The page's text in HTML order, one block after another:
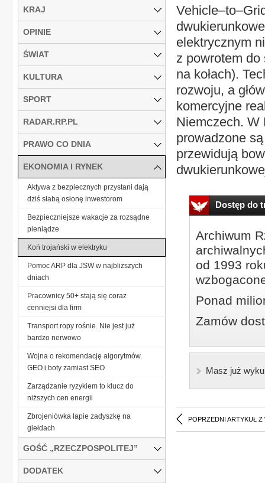
elektrycznym
z powrotem do
na kołach).
rozwoju, a
komercyjne
Niemczech. W
prowadzone
przewidują
Dostęp do
Archiwum
od 1993
Ponad
Zamów
Masz już
POPRZEDNI ARTYKUŁ Z
KRAJ
OPINIE
ŚWIAT
KULTURA
SPORT
RADAR.RP.PL
PRAWO CO DNIA
EKONOMIA I RYNEK
Aktywa z bezpiecznych przystani dają
dziś słabą osłonę inwestorom
Bezpieczniejsze wakacje za rozsądne
pieniądze
Koń trojański w elektryku
Pomoc ARP dla JSW w najbliższych
dniach
Pracownicy 50+ stają się coraz
cenniejsi dla firm
Transport ropy rośnie. Nie jest już
bardzo nerwowo
Wojna o rekomendację algorytmów.
GEO i boty zamiast SEO
Zarządzanie ryzykiem to klucz do
niższych cen energii
Zbrojeniówka łapie zadyszkę na
giełdach
GOŚĆ „RZECZPOSPOLITEJ”
DODATEK